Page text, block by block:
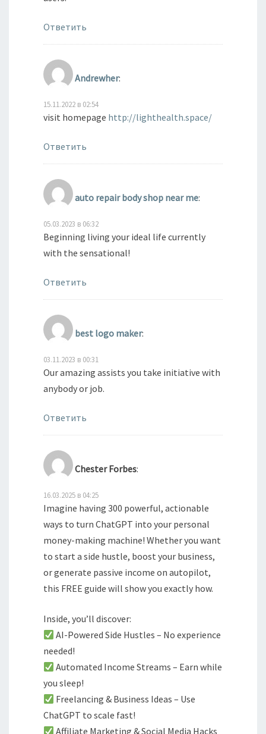
Ответить
Andrewher:
15.11.2022 в 02:54
visit homepage http://lighthealth.space/
Ответить
auto repair body shop near me:
05.03.2023 в 06:32
Beginning living your ideal life currently
with the sensational!
Ответить
best logo maker:
03.11.2023 в 00:31
Our amazing assists you take initiative with
anybody or job.
Ответить
Chester Forbes:
16.03.2025 в 04:25
Imagine having 300 powerful, actionable
ways to turn ChatGPT into your personal
money-making machine! Whether you want
to start a side hustle, boost your business,
or generate passive income on autopilot,
this FREE guide will show you exactly how.
Inside, you’ll discover:
AI-Powered Side Hustles – No experience
needed!
Automated Income Streams – Earn while
you sleep!
Freelancing & Business Ideas – Use
ChatGPT to scale fast!
Affiliate Marketing & Social Media Hacks